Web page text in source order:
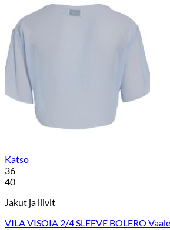
Katso
36
40
Jakut ja liivit
VILA VISOIA 2/4 SLEEVE BOLERO